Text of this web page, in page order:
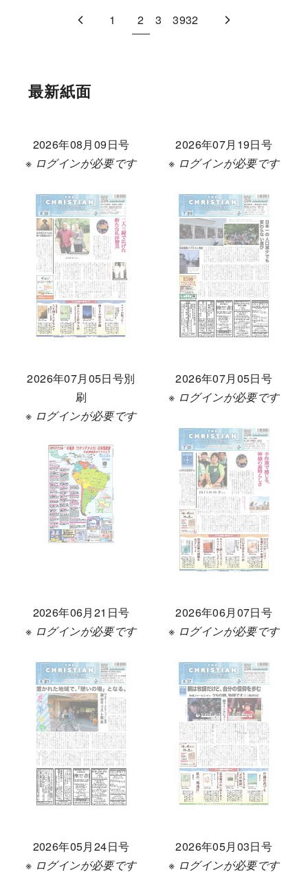
1 2 3 3932
最新紙面
2026年08月09日号
※ ログインが必要です
2026年07月19日号
※ ログインが必要です
2026年07月05日号別
刷
※ ログインが必要です
2026年07月05日号
※ ログインが必要です
2026年06月21日号
※ ログインが必要です
2026年06月07日号
※ ログインが必要です
2026年05月24日号
※ ログインが必要です
2026年05月03日号
※ ログインが必要です